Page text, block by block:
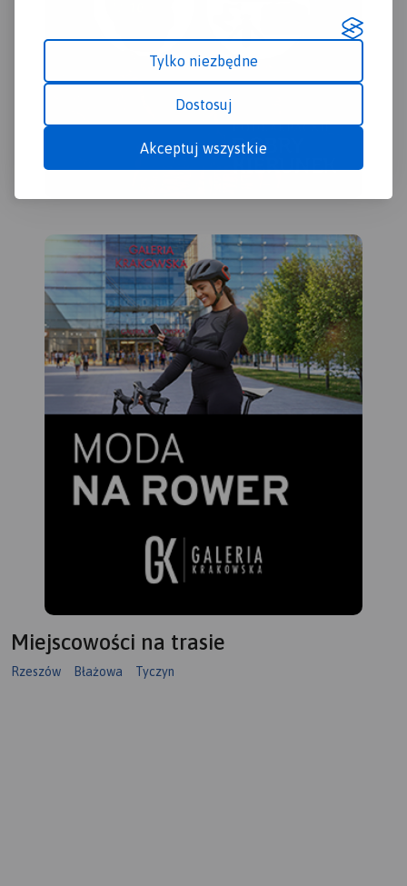
Tylko niezbędne
Dostosuj
Akceptuj wszystkie
Miejscowości na trasie
Rzeszów Błażowa Tyczyn